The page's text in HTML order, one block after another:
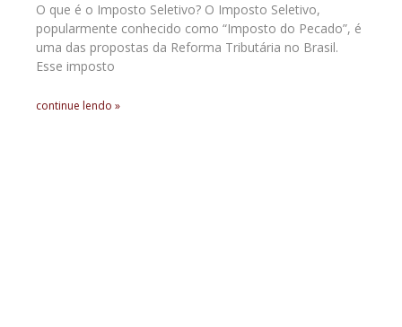
O que é o Imposto Seletivo? O Imposto Seletivo,
popularmente conhecido como “Imposto do Pecado”, é
uma das propostas da Reforma Tributária no Brasil.
Esse imposto
continue lendo »